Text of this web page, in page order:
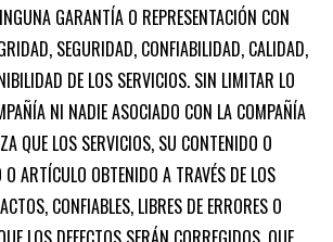
GARANTÍA O REPRESENTACIÓN CON
SEGURIDAD, CONFIABILIDAD, CALIDAD,
DE LOS SERVICIOS. SIN LIMITAR LO
NI NADIE ASOCIADO CON LA COMPAÑÍA
QUE LOS SERVICIOS, SU CONTENIDO O
O ARTÍCULO OBTENIDO A TRAVÉS DE LOS
CONFIABLES, LIBRES DE ERRORES O